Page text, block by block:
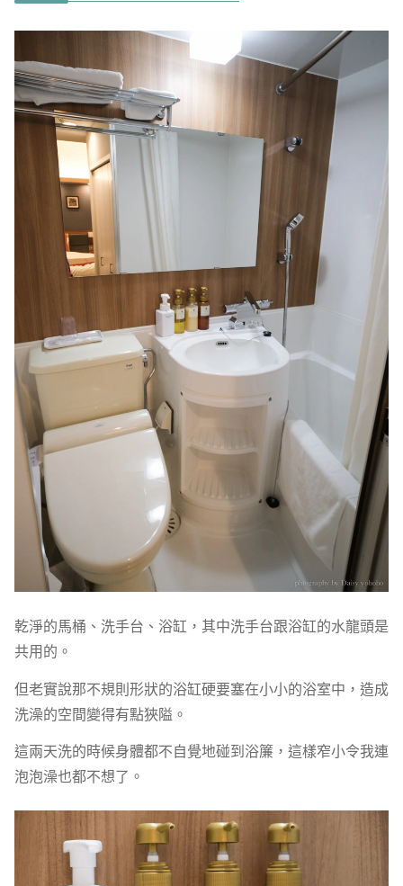
乾淨的馬桶、洗手台、浴缸，其中洗手台跟浴缸的水龍頭是
共用的。
但老實說那不規則形狀的浴缸硬要塞在小小的浴室中，造成
洗澡的空間變得有點狹隘。
這兩天洗的時候身體都不自覺地碰到浴簾，這樣窄小令我連
泡泡澡也都不想了。